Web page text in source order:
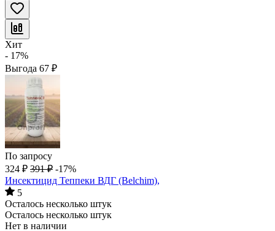
Хит
- 17%
Выгода 67 ₽
По запросу
324 ₽ 391 ₽ -17%
Инсектицид Теппеки ВДГ (Belchim),
5
Осталось несколько штук
Осталось несколько штук
Нет в наличии